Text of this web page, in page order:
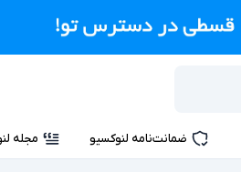
ضمانت‌نامه لنوکسیو مجله